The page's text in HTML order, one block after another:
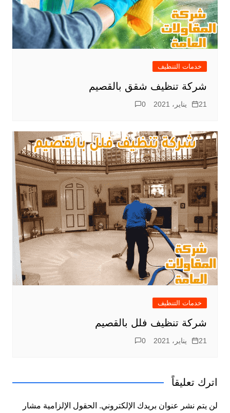
خدمات التنظيف
شركة تنظيف شقق بالقصيم
21 يناير، 2021 0
خدمات التنظيف
شركة تنظيف فلل بالقصيم
21 يناير، 2021 0
اترك تعليقاً
لن يتم نشر عنوان بريدك الإلكتروني. الحقول الإلزامية مشار